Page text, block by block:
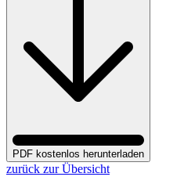
PDF kostenlos herunterladen
zurück zur Übersicht